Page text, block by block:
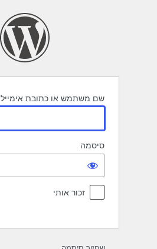
שם משתמש או כתובת אימייל
סיסמה
זכור אותי